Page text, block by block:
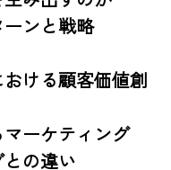
ンと戦略
おける顧客価値創
ーケティング
の違い